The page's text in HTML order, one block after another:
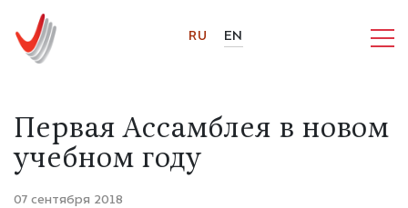
RU EN
Первая Ассамблея в новом
учебном году
07 сентября 2018